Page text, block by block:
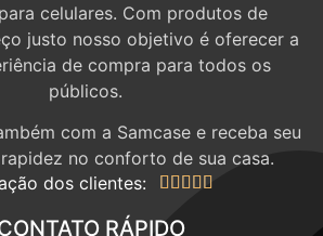
celulares. Com produtos de
justo nosso objetivo é oferecer a
de compra para todos os
públicos.
com a Samcase e receba seu
no conforto de sua casa.
dos clientes:
    
RÁPIDO